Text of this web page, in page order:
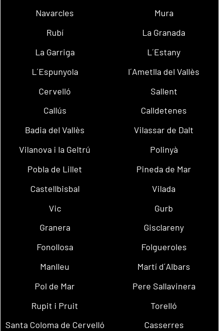
Navarcles
Mura
Rubí
La Granada
La Garriga
L´Estany
L´Espunyola
l´Ametlla del Vallès
Cervelló
Sallent
Callús
Calldetenes
Badia del Vallès
Vilassar de Dalt
Vilanova i la Geltrú
Polinyà
Pobla de Lillet
Pineda de Mar
Castellbisbal
Vilada
Vic
Gurb
Granera
Gisclareny
Fonollosa
Folgueroles
Manlleu
Martí d´Albars
Pol de Mar
Pere Sallavinera
Rupit i Pruit
Torelló
Santa Coloma de Cervelló
Casserres